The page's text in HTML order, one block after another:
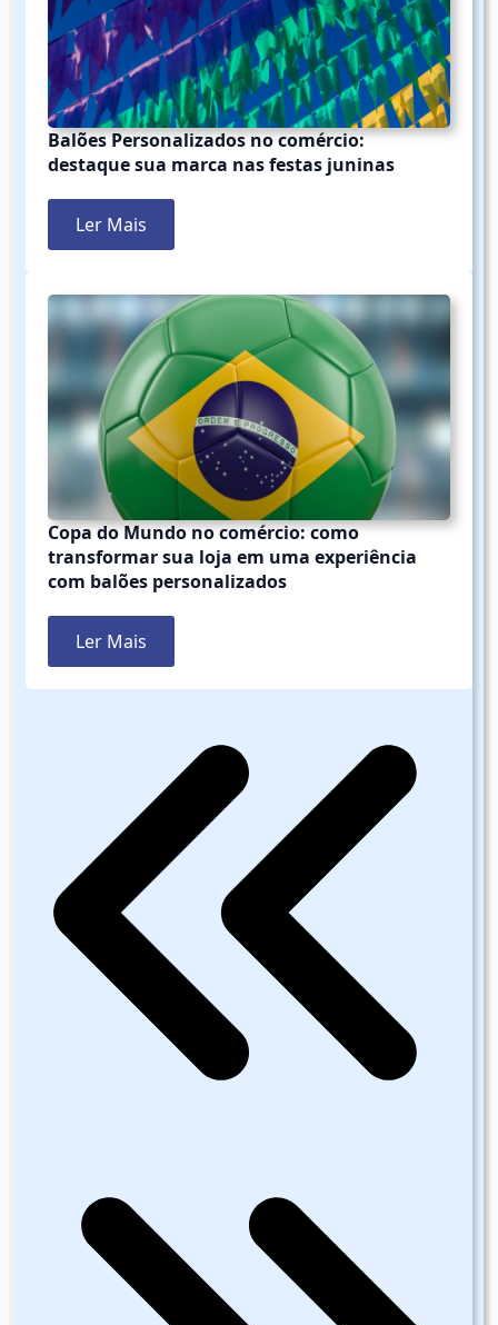
Balões Personalizados no comércio:
destaque sua marca nas festas juninas
Ler Mais
Copa do Mundo no comércio: como
transformar sua loja em uma experiência
com balões personalizados
Ler Mais